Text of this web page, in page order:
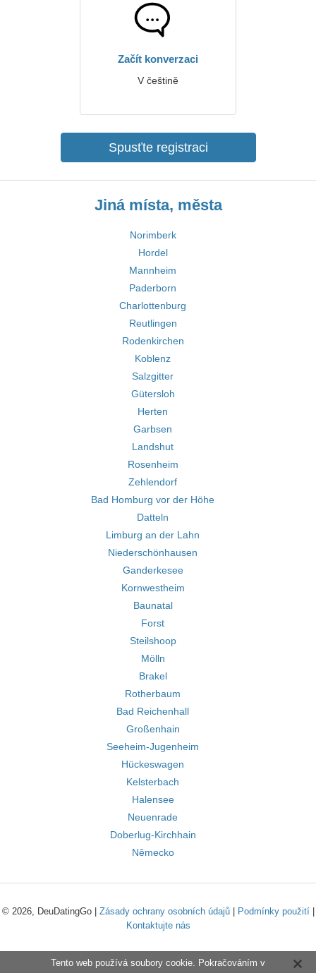
Začít konverzaci
V češtině
Spusťte registraci
Jiná místa, města
Norimberk
Hordel
Mannheim
Paderborn
Charlottenburg
Reutlingen
Rodenkirchen
Koblenz
Salzgitter
Gütersloh
Herten
Garbsen
Landshut
Rosenheim
Zehlendorf
Bad Homburg vor der Höhe
Datteln
Limburg an der Lahn
Niederschönhausen
Ganderkesee
Kornwestheim
Baunatal
Forst
Steilshoop
Mölln
Brakel
Rotherbaum
Bad Reichenhall
Großenhain
Seeheim-Jugenheim
Hückeswagen
Kelsterbach
Halensee
Neuenrade
Doberlug-Kirchhain
Německo
© 2026, DeuDatingGo | Zásady ochrany osobních údajů| Podmínky použití|
Kontaktujte nás
Tento web používá soubory cookie. Pokračováním v